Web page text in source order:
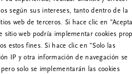
Prueba a
según sus intereses, tanto dentro de la
web de terceros. Si hace clic en
sitio web podría implementar cookies
estos fines. Si hace clic en "Solo las
IP y otra información de navegación se
solo se implementarán las cookies